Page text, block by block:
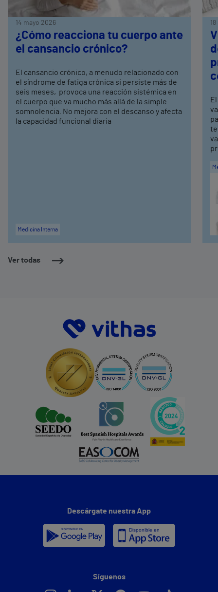
Ver todas
14 mayo 2026
¿Cómo reacciona tu cuerpo ante
el cansancio crónico?
El cansancio crónico, a menudo relacionado con
el síndrome de fatiga crónica si persiste más de
seis meses, provoca una reacción sistémica en
el cuerpo que va mucho más allá de la simple
somnolencia. No mejora con el descanso y afecta
la capacidad funcional diaria
Medicina Interna
Descárgate nuestra App
Síguenos